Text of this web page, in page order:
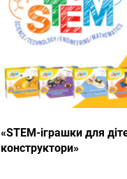
«STEM-іграшки для
конструктори»